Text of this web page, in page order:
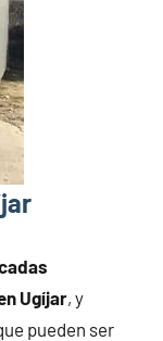
Ugíjar, y
pueden ser